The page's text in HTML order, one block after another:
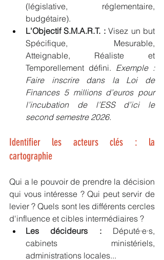
(législative, réglementaire,
budgétaire).
L'Objectif S.M.A.R.T. : Visez un but
Spécifique, Mesurable,
Atteignable, Réaliste et
Temporellement défini. Exemple :
Faire inscrire dans la Loi de
Finances 5 millions d’euros pour
l’incubation de l’ESS d’ici le
second semestre 2026.
Identifier les acteurs clés : la
cartographie
Qui a le pouvoir de prendre la décision
qui vous intéresse ? Qui peut servir de
levier ? Quels sont les différents cercles
d'influence et cibles intermédiaires ?
Les décideurs : Député·e·s,
cabinets ministériels,
administrations locales...